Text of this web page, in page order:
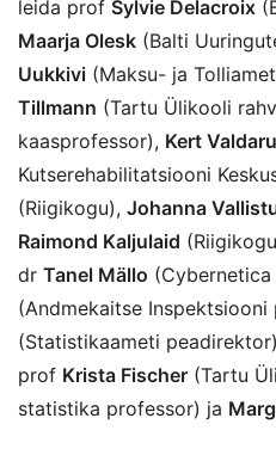
leida prof Sylvie Delacroix
Maarja Olesk (Balti
Uukkivi (Maksu- ja
Tillmann (Tartu Ülikooli
kaasprofessor), Kert Valdaru
Kutserehabilitatsiooni
(Riigikogu), Johanna
Raimond Kaljulaid
dr Tanel Mällo (Cybernetica
(Andmekaitse Inspektsiooni
(Statistikaameti
prof Krista Fischer (Tartu
statistika professor) ja